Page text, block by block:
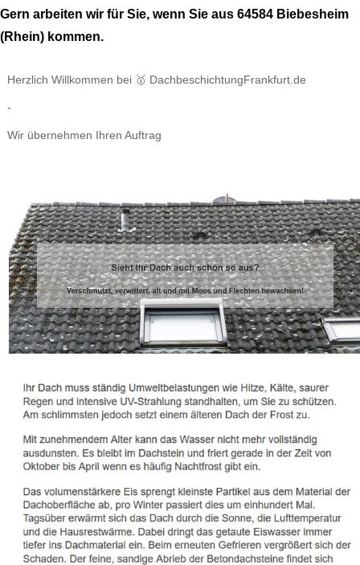
Gern arbeiten wir für Sie, wenn Sie aus 64584 Biebesheim
(Rhein) kommen.
Herzlich Willkommen bei 🥇 DachbeschichtungFrankfurt.de
-
Wir übernehmen Ihren Auftrag